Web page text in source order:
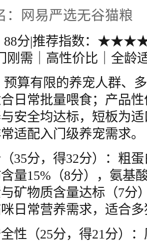
：网易严选无谷猫粮
88分|推荐指数：
刚需｜高性价比｜全龄
预算有限的养宠人群、
日常批量喂食；产品
安全均达标，短板为
适配入门级养宠需求。
35分，得32分）：粗
量15%（8分），氨基
矿物质含量达标（7分
日常营养需求，适合
性（25分，得21分）